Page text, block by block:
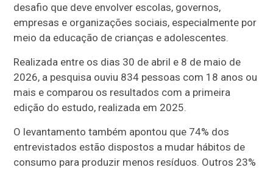
desafio que deve envolver escolas, governos,
empresas e organizações sociais, especialmente por
meio da educação de crianças e adolescentes.
Realizada entre os dias 30 de abril e 8 de maio de
2026, a pesquisa ouviu 834 pessoas com 18 anos ou
mais e comparou os resultados com a primeira
edição do estudo, realizada em 2025.
O levantamento também apontou que 74% dos
entrevistados estão dispostos a mudar hábitos de
consumo para produzir menos resíduos. Outros 23%